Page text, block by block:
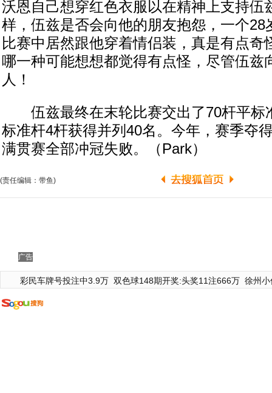
沃恩自己想穿红色衣服以在精神上支持伍
样，伍兹是否会向他的朋友抱怨，一个28
比赛中居然跟他穿着情侣装，真是有点奇
哪一种可能想想都觉得有点怪，尽管伍兹
人！
伍兹最终在末轮比赛交出了70杆平标
标准杆4杆获得并列40名。今年，赛季夺
满贯赛全部冲冠失败。（Park）
(责任编辑：带鱼)
广告
彩民车牌号投注中3.9万 双色球148期开奖:头奖11注666万 徐州